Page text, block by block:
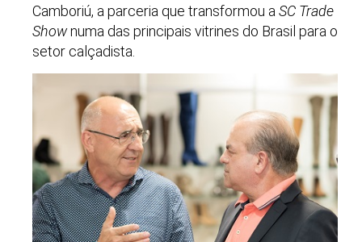
Camboriú, a parceria que transformou a SC Trade
Shownuma das principais vitrines do Brasil para o
setor calçadista.